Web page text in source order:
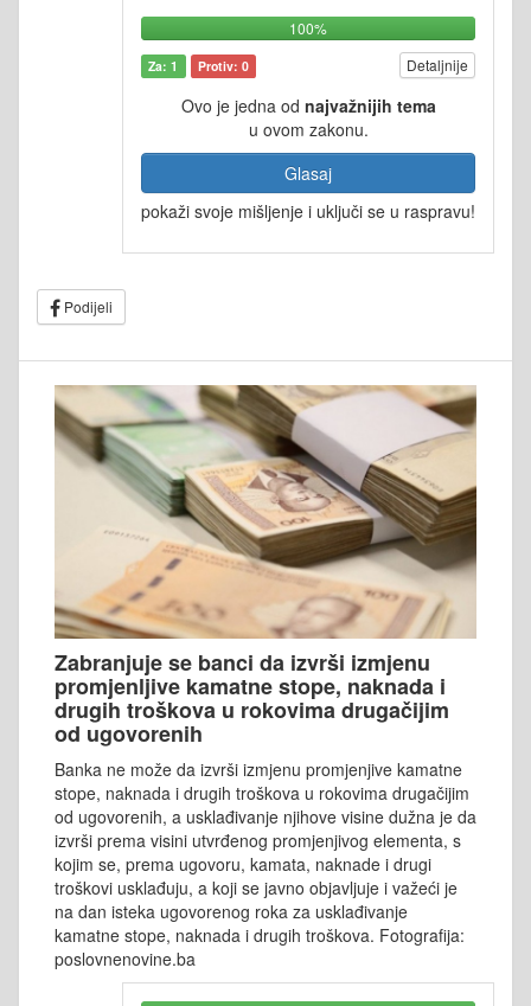
100%
Za: 1 Protiv: 0 Detaljnije
Ovo je jedna od najvažnijih tema
u ovom zakonu.
Glasaj
pokaži svoje mišljenje i uključi se u raspravu!
Podijeli
Zabranjuje se banci da izvrši izmjenu
promjenljive kamatne stope, naknada i
drugih troškova u rokovima drugačijim
od ugovorenih
Banka ne može da izvrši izmjenu promjenjive kamatne
stope, naknada i drugih troškova u rokovima drugačijim
od ugovorenih, a usklađivanje njihove visine dužna je da
izvrši prema visini utvrđenog promjenjivog elementa, s
kojim se, prema ugovoru, kamata, naknade i drugi
troškovi usklađuju, a koji se javno objavljuje i važeći je
na dan isteka ugovorenog roka za usklađivanje
kamatne stope, naknada i drugih troškova. Fotografija:
poslovnenovine.ba